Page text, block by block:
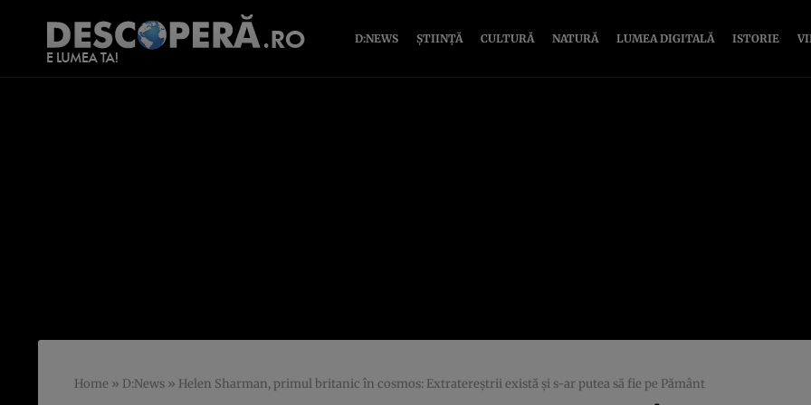
D:NEWS ȘTIINȚĂ CULTURĂ NATURĂ LUMEA DIGITALĂ ISTORIE
Home » D:News » Helen Sharman, primul britanic în cosmos: Extratereştrii există şi s-ar putea să fie pe Pământ